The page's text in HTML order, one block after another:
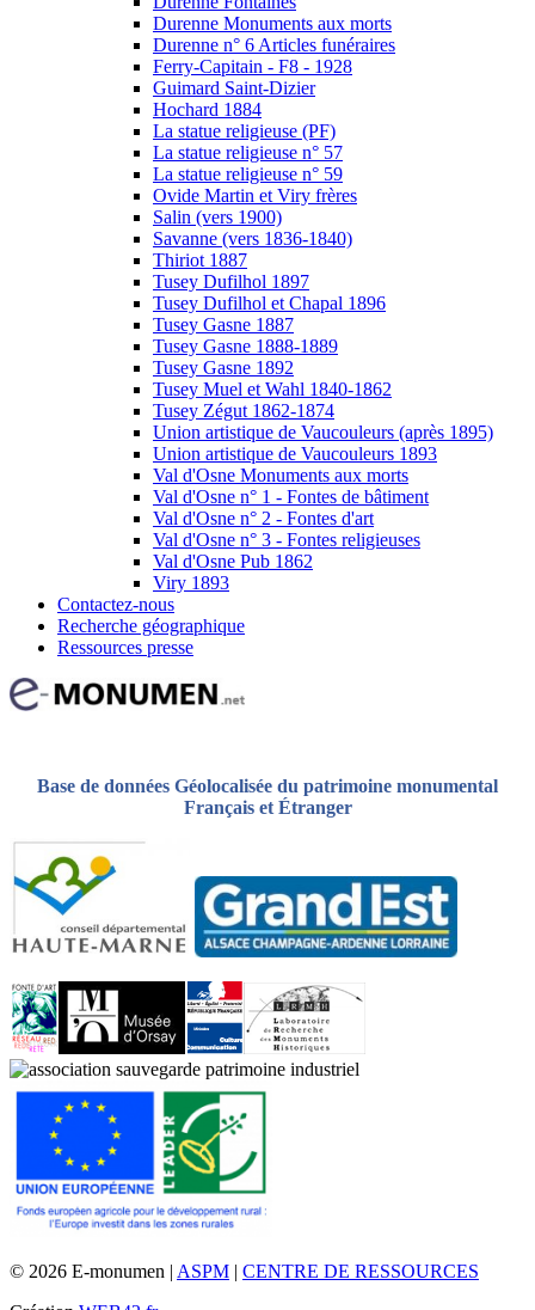
Durenne Monuments aux morts
Durenne n° 6 Articles funéraires
Ferry-Capitain - F8 - 1928
Guimard Saint-Dizier
Hochard 1884
La statue religieuse (PF)
La statue religieuse n° 57
La statue religieuse n° 59
Ovide Martin et Viry frères
Salin (vers 1900)
Savanne (vers 1836-1840)
Thiriot 1887
Tusey Dufilhol 1897
Tusey Dufilhol et Chapal 1896
Tusey Gasne 1887
Tusey Gasne 1888-1889
Tusey Gasne 1892
Tusey Muel et Wahl 1840-1862
Tusey Zégut 1862-1874
Union artistique de Vaucouleurs (après 1895)
Union artistique de Vaucouleurs 1893
Val d'Osne Monuments aux morts
Val d'Osne n° 1 - Fontes de bâtiment
Val d'Osne n° 2 - Fontes d'art
Val d'Osne n° 3 - Fontes religieuses
Val d'Osne Pub 1862
Viry 1893
Contactez-nous
Recherche géographique
Ressources presse
Base de données Géolocalisée du patrimoine monumental
Français et Étranger
© 2026 E-monumen | ASPM | CENTRE DE RESSOURCES